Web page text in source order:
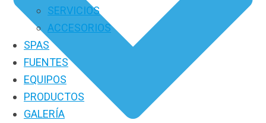
SERVICIOS
ACCESORIOS
SPAS
FUENTES
EQUIPOS
PRODUCTOS
GALERÍA